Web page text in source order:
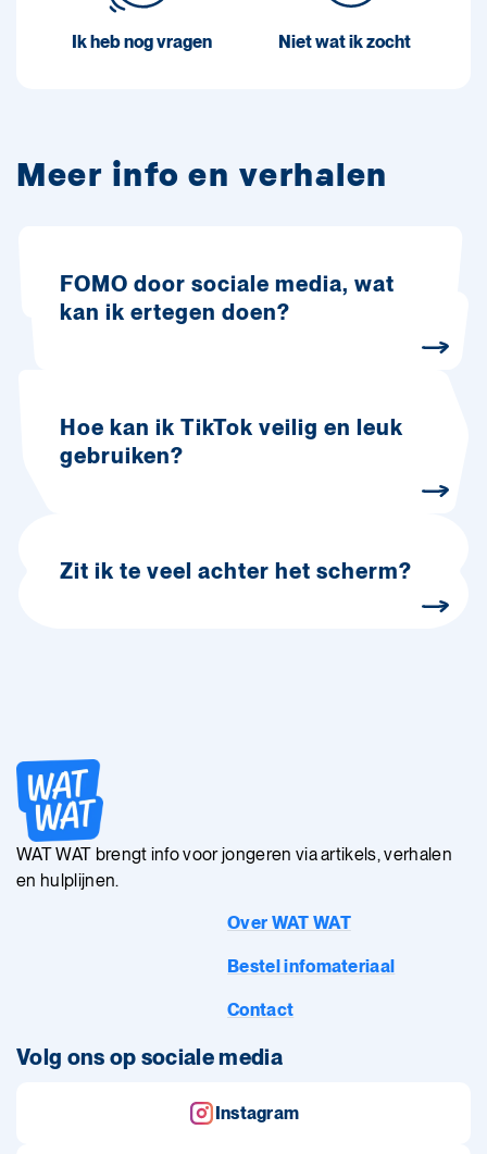
Ik heb nog vragen Niet wat ik zocht
Meer info en verhalen
FOMO door sociale media, wat
kan ik ertegen doen?
Hoe kan ik TikTok veilig en leuk
gebruiken?
Zit ik te veel achter het scherm?
WAT WAT brengt info voor jongeren via artikels, verhalen
en hulplijnen.
Over WAT WAT
Bestel infomateriaal
Contact
Volg ons op sociale media
Instagram